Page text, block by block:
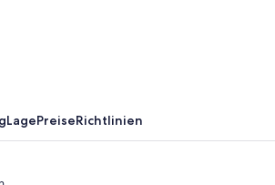
LagePreiseRichtlinien